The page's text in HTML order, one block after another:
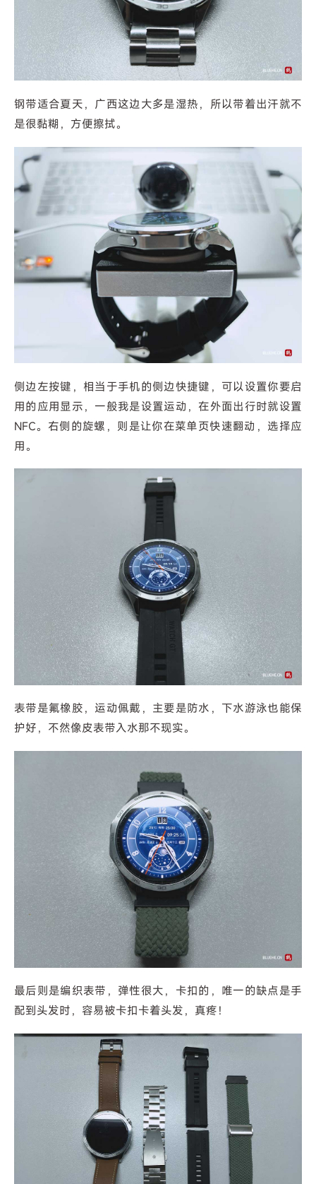
钢带适合夏天，广西这边大多是湿热，所以带着出汗就不
是很黏糊，方便擦拭。
侧边左按键，相当于手机的侧边快捷键，可以设置你要启
用的应用显示，一般我是设置运动，在外面出行时就设置
NFC。右侧的旋螺，则是让你在菜单页快速翻动，选择应
用。
表带是氟橡胶，运动佩戴，主要是防水，下水游泳也能保
护好，不然像皮表带入水那不现实。
最后则是编织表带，弹性很大，卡扣的，唯一的缺点是手
配到头发时，容易被卡扣卡着头发，真疼！